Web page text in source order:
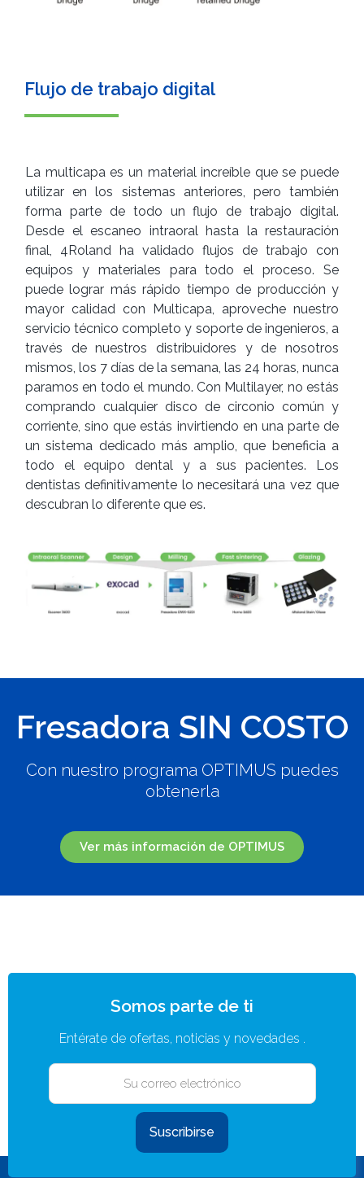
Flujo de trabajo digital
La multicapa es un material increíble que se puede
utilizar en los sistemas anteriores, pero también
forma parte de todo un flujo de trabajo digital.
Desde el escaneo intraoral hasta la restauración
final, 4Roland ha validado flujos de trabajo con
equipos y materiales para todo el proceso. Se
puede lograr más rápido tiempo de producción y
mayor calidad con Multicapa, aproveche nuestro
servicio técnico completo y soporte de ingenieros, a
través de nuestros distribuidores y de nosotros
mismos, los 7 días de la semana, las 24 horas, nunca
paramos en todo el mundo. Con Multilayer, no estás
comprando cualquier disco de circonio común y
corriente, sino que estás invirtiendo en una parte de
un sistema dedicado más amplio, que beneficia a
todo el equipo dental y a sus pacientes. Los
dentistas definitivamente lo necesitará una vez que
descubran lo diferente que es.
Fresadora SIN COSTO
Con nuestro programa OPTIMUS puedes
obtenerla
Ver más información de OPTIMUS
Somos parte de ti
Entérate de ofertas, noticias y novedades .
Suscribirse